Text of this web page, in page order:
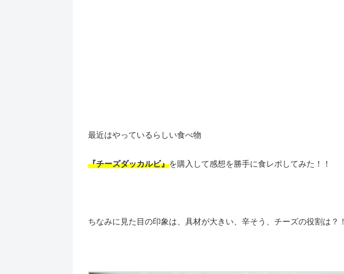
最近はやっているらしい食べ物
『チーズダッカルビ』を購入して感想を勝手に食レポしてみた！！
ちなみに見た目の印象は、具材が大きい、辛そう、チーズの役割は？！